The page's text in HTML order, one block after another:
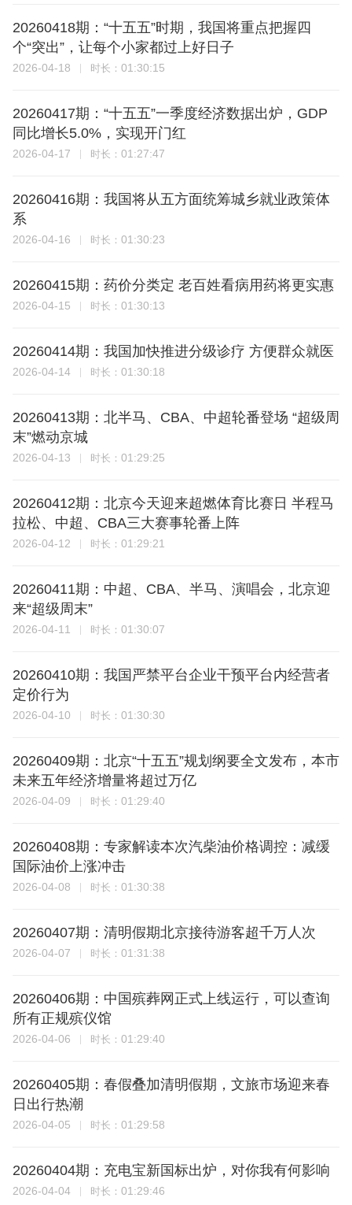
20260418期：“十五五”时期，我国将重点把握四
个“突出”，让每个小家都过上好日子
2026-04-18 时长： 01:30:15
20260417期：“十五五”一季度经济数据出炉，GDP
同比增长5.0%，实现开门红
2026-04-17 时长： 01:27:47
20260416期：我国将从五方面统筹城乡就业政策体
系
2026-04-16 时长： 01:30:23
20260415期：药价分类定 老百姓看病用药将更实惠
2026-04-15 时长： 01:30:13
20260414期：我国加快推进分级诊疗 方便群众就医
2026-04-14 时长： 01:30:18
20260413期：北半马、CBA、中超轮番登场 “超级周
末”燃动京城
2026-04-13 时长： 01:29:25
20260412期：北京今天迎来超燃体育比赛日 半程马
拉松、中超、CBA三大赛事轮番上阵
2026-04-12 时长： 01:29:21
20260411期：中超、CBA、半马、演唱会，北京迎
来“超级周末”
2026-04-11 时长： 01:30:07
20260410期：我国严禁平台企业干预平台内经营者
定价行为
2026-04-10 时长： 01:30:30
20260409期：北京“十五五”规划纲要全文发布，本市
未来五年经济增量将超过万亿
2026-04-09 时长： 01:29:40
20260408期：专家解读本次汽柴油价格调控：减缓
国际油价上涨冲击
2026-04-08 时长： 01:30:38
20260407期：清明假期北京接待游客超千万人次
2026-04-07 时长： 01:31:38
20260406期：中国殡葬网正式上线运行，可以查询
所有正规殡仪馆
2026-04-06 时长： 01:29:40
20260405期：春假叠加清明假期，文旅市场迎来春
日出行热潮
2026-04-05 时长： 01:29:58
20260404期：充电宝新国标出炉，对你我有何影响
2026-04-04 时长： 01:29:46